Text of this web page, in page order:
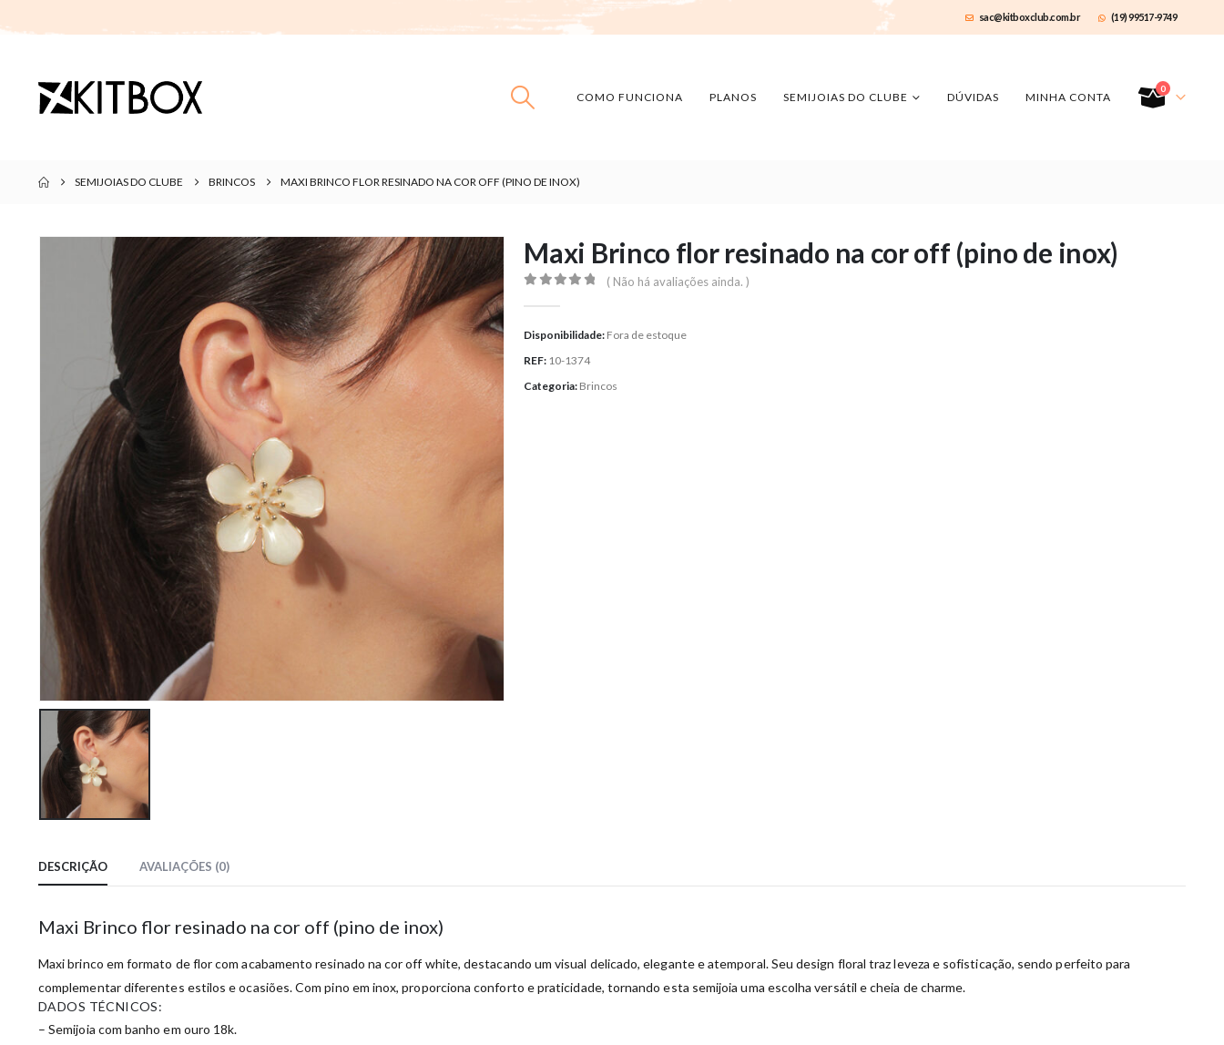
sac@kitboxclub.com.br (19) 99517-9749
COMO FUNCIONA PLANOS SEMIJOIAS DO CLUBE DÚVIDAS MINHA CONTA
0
SEMIJOIAS DO CLUBE BRINCOS MAXI BRINCO FLOR RESINADO NA COR OFF (PINO DE INOX)
Maxi Brinco flor resinado na cor off (pino de inox)
( Não há avaliações ainda. )
Disponibilidade: Fora de estoque
REF: 10-1374
Categoria: Brincos
DESCRIÇÃO AVALIAÇÕES (0)
Maxi Brinco flor resinado na cor off (pino de inox)
Maxi brinco em formato de flor com acabamento resinado na cor off white, destacando um visual delicado, elegante e atemporal. Seu design floral traz leveza e sofisticação, sendo perfeito para
complementar diferentes estilos e ocasiões. Com pino em inox, proporciona conforto e praticidade, tornando esta semijoia uma escolha versátil e cheia de charme.
DADOS TÉCNICOS:
– Semijoia com banho em ouro 18k.